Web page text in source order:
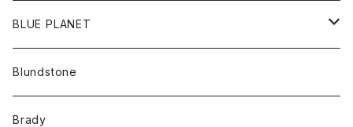
パンツ
アウター
カーディガン
コート
アクセサリー
バッグ
キッズ
BLUE PLANET
サングラス
Blundstone
Brady